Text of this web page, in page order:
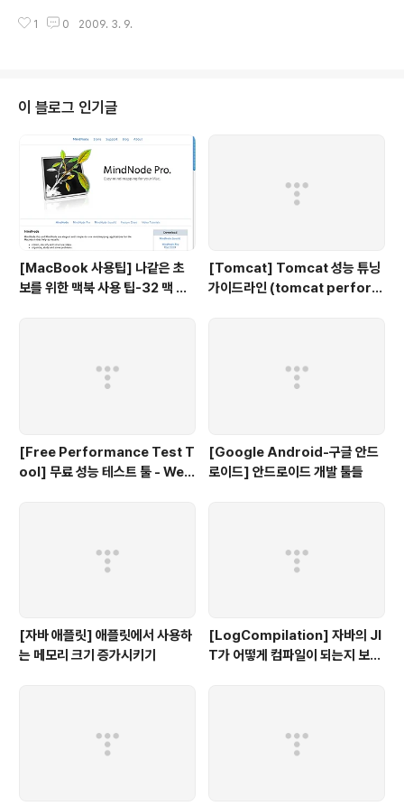
바는 기본적으로 Thread dump를 제공하기 위해서 jstack이라는 명령어(프
ml 만약 JDK 버전이 5.0이면 Jstack pid JDK 버전이 6..
1 0 2009. 3. 9.
이 블로그 인기글
[MacBook 사용팁] 나같은 초
보를 위한 맥북 사용 팁-32 맥 사
[Tomcat] Tomcat 성능 튜닝
가이드라인 (tomcat perform
[Free Performance Test T
ool] 무료 성능 테스트 툴 - Web
[Google Android-구글 안드
로이드] 안드로이드 개발 툴들
[자바 애플릿] 애플릿에서 사용하
는 메모리 크기 증가시키기
[LogCompilation] 자바의 JI
T가 어떻게 컴파일이 되는지 보고